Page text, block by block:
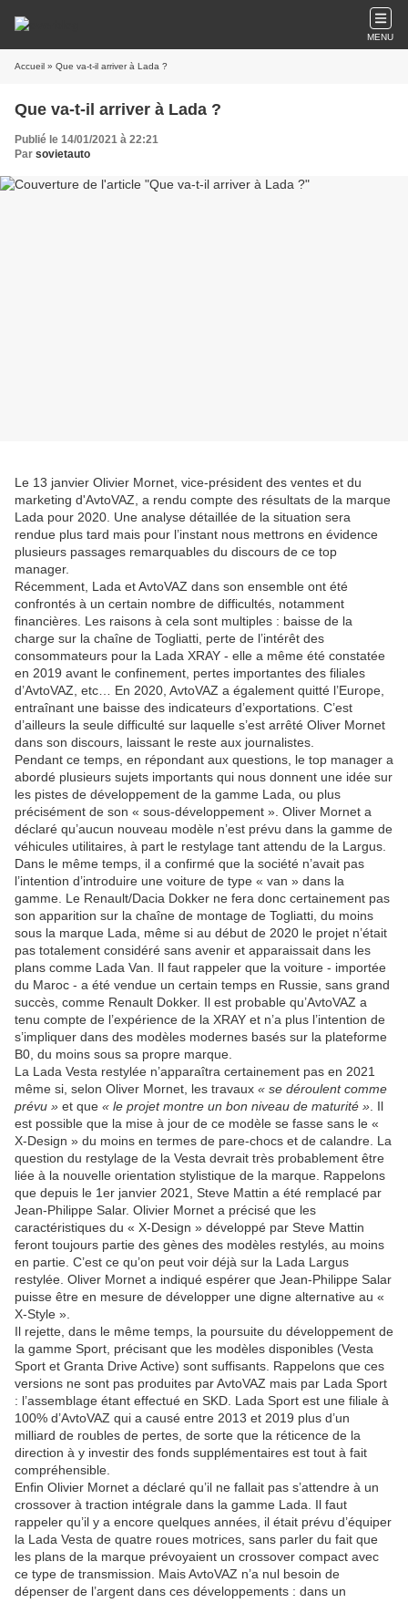
MENU
Accueil » Que va-t-il arriver à Lada ?
Que va-t-il arriver à Lada ?
Publié le 14/01/2021 à 22:21
Par sovietauto
Le 13 janvier Olivier Mornet, vice-président des ventes et du
marketing d'AvtoVAZ, a rendu compte des résultats de la marque
Lada pour 2020. Une analyse détaillée de la situation sera
rendue plus tard mais pour l’instant nous mettrons en évidence
plusieurs passages remarquables du discours de ce top
manager.
Récemment, Lada et AvtoVAZ dans son ensemble ont été
confrontés à un certain nombre de difficultés, notamment
financières. Les raisons à cela sont multiples : baisse de la
charge sur la chaîne de Togliatti, perte de l’intérêt des
consommateurs pour la Lada XRAY - elle a même été constatée
en 2019 avant le confinement, pertes importantes des filiales
d’AvtoVAZ, etc… En 2020, AvtoVAZ a également quitté l’Europe,
entraînant une baisse des indicateurs d’exportations. C’est
d’ailleurs la seule difficulté sur laquelle s’est arrêté Oliver Mornet
dans son discours, laissant le reste aux journalistes.
Pendant ce temps, en répondant aux questions, le top manager a
abordé plusieurs sujets importants qui nous donnent une idée sur
les pistes de développement de la gamme Lada, ou plus
précisément de son « sous-développement ». Oliver Mornet a
déclaré qu’aucun nouveau modèle n’est prévu dans la gamme de
véhicules utilitaires, à part le restylage tant attendu de la Largus.
Dans le même temps, il a confirmé que la société n’avait pas
l’intention d’introduire une voiture de type « van » dans la
gamme. Le Renault/Dacia Dokker ne fera donc certainement pas
son apparition sur la chaîne de montage de Togliatti, du moins
sous la marque Lada, même si au début de 2020 le projet n’était
pas totalement considéré sans avenir et apparaissait dans les
plans comme Lada Van. Il faut rappeler que la voiture - importée
du Maroc - a été vendue un certain temps en Russie, sans grand
succès, comme Renault Dokker. Il est probable qu’AvtoVAZ a
tenu compte de l’expérience de la XRAY et n’a plus l’intention de
s’impliquer dans des modèles modernes basés sur la plateforme
B0, du moins sous sa propre marque.
La Lada Vesta restylée n’apparaîtra certainement pas en 2021
même si, selon Oliver Mornet, les travaux « se déroulent comme
prévu » et que « le projet montre un bon niveau de maturité » . Il
est possible que la mise à jour de ce modèle se fasse sans le «
X-Design » du moins en termes de pare-chocs et de calandre. La
question du restylage de la Vesta devrait très probablement être
liée à la nouvelle orientation stylistique de la marque. Rappelons
que depuis le 1er janvier 2021, Steve Mattin a été remplacé par
Jean-Philippe Salar. Olivier Mornet a précisé que les
caractéristiques du « X-Design » développé par Steve Mattin
feront toujours partie des gènes des modèles restylés, au moins
en partie. C’est ce qu’on peut voir déjà sur la Lada Largus
restylée. Oliver Mornet a indiqué espérer que Jean-Philippe Salar
puisse être en mesure de développer une digne alternative au «
X-Style ».
Il rejette, dans le même temps, la poursuite du développement de
la gamme Sport, précisant que les modèles disponibles (Vesta
Sport et Granta Drive Active) sont suffisants. Rappelons que ces
versions ne sont pas produites par AvtoVAZ mais par Lada Sport
: l’assemblage étant effectué en SKD. Lada Sport est une filiale à
100% d’AvtoVAZ qui a causé entre 2013 et 2019 plus d’un
milliard de roubles de pertes, de sorte que la réticence de la
direction à y investir des fonds supplémentaires est tout à fait
compréhensible.
Enfin Olivier Mornet a déclaré qu’il ne fallait pas s’attendre à un
crossover à traction intégrale dans la gamme Lada. Il faut
rappeler qu’il y a encore quelques années, il était prévu d’équiper
la Lada Vesta de quatre roues motrices, sans parler du fait que
les plans de la marque prévoyaient un crossover compact avec
ce type de transmission. Mais AvtoVAZ n’a nul besoin de
dépenser de l’argent dans ces développements : dans un